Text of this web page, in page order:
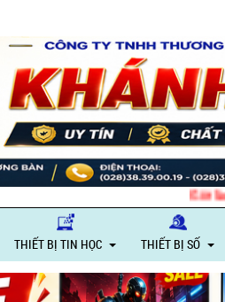
Giờ làm việc:
THIẾT BỊ TIN HỌC THIẾT BỊ SỐ